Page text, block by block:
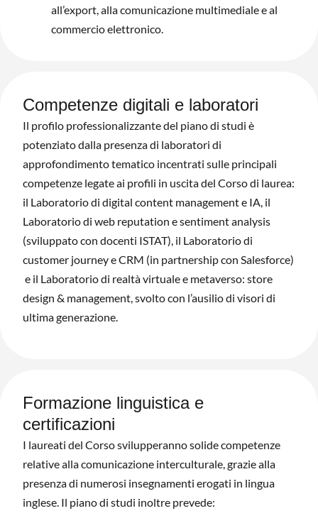
all’export, alla comunicazione multimediale e al
commercio elettronico.
Competenze digitali e laboratori
Il profilo professionalizzante del piano di studi è
potenziato dalla presenza di laboratori di
approfondimento tematico incentrati sulle principali
competenze legate ai profili in uscita del Corso di laurea:
il Laboratorio di digital content management e IA, il
Laboratorio di web reputation e sentiment analysis
(sviluppato con docenti ISTAT), il Laboratorio di
customer journey e CRM (in partnership con Salesforce)
e il Laboratorio di realtà virtuale e metaverso: store
design & management, svolto con l’ausilio di visori di
ultima generazione.
Formazione linguistica e
certificazioni
I laureati del Corso svilupperanno solide competenze
relative alla comunicazione interculturale, grazie alla
presenza di numerosi insegnamenti erogati in lingua
inglese. Il piano di studi inoltre prevede: